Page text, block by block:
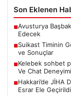
Son Eklenen
■Avusturya
Edecek
■Suikast Timinin
ve Sonuçlar
■Kelebek sohbet
Ve Chat Deneyimi
■Hakkari’de JİHA
Esrar Ele Geçirildi